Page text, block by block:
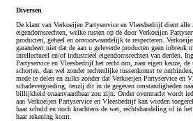
Diversen
De klant van Verkoeijen Partyservice en Vleesbedrijf dient
eigendomsrechten, welke rusten op de door Verkoeijen
producten, geheel en onvoorwaardelijk te respecteren.
garandeert niet dat de aan u geleverde producten geen inbreuk
intellectueel en/of industrieel eigendomsrechten van derden.
Partyservice en Vleesbedrijf het recht om, naar eigen keuze,
schorten, dan wel zonder rechterlijke tussenkomst te
mede te delen en zulks zonder dat Verkoeijen Partyservice en
schadevergoeding, tenzij dit in de gegeven omstandigheden
billijkheid onaanvaardbaar zou zijn. Onder overmacht wordt
aan Verkoeijen Partyservice en Vleesbedrijf kan worden
haar schuld en noch krachtens de wet, rechtshandeling of in
haar rekening komt.